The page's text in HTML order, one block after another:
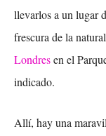
llevarlos a un lugar
frescura de la
Londresen el
indicado.
Allí, hay una